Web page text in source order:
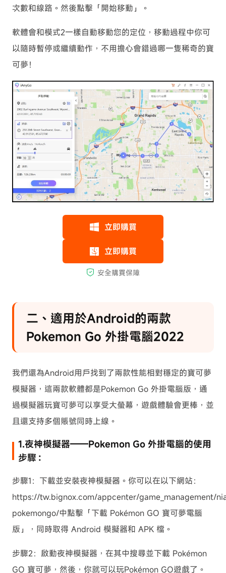
次數和線路。然後點擊「開始移動」。
軟體會和模式2一樣自動移動您的定位，移動過程中你可
以隨時暫停或繼續動作，不用擔心會錯過哪一隻稀奇的寶
可夢！
二、適用於Android的兩款
Pokemon Go 外掛電腦2022
我們還為Android用戶找到了兩款性能相對穩定的寶可夢
模擬器，這兩款軟體都是Pokemon Go 外掛電腦版，通
過模擬器玩寶可夢可以享受大螢幕，遊戲體驗會更棒，並
且還支持多個賬號同時上線。
1.夜神模擬器——Pokemon Go 外掛電腦的使用
步驟：
步驟1：下載並安裝夜神模擬器。你可以在以下網站：
https://tw.bignox.com/appcenter/game_management/
pokemongo/中點擊「下載 Pokémon GO 寶可夢電腦
版」，同時取得 Android 模擬器和 APK 檔。
步驟2：啟動夜神模擬器，在其中搜尋並下載 Pokémon
GO 寶可夢，然後，你就可以玩Pokémon GO遊戲了。